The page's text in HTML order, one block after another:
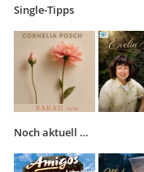
Single-Tipps
Noch aktuell …